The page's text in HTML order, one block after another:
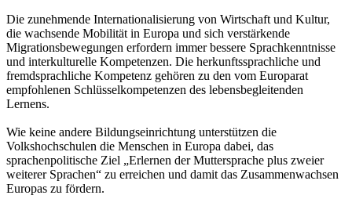
Die zunehmende Internationalisierung von Wirtschaft und Kultur,
die wachsende Mobilität in Europa und sich verstärkende
Migrationsbewegungen erfordern immer bessere Sprachkenntnisse
und interkulturelle Kompetenzen. Die herkunftssprachliche und
fremdsprachliche Kompetenz gehören zu den vom Europarat
empfohlenen Schlüsselkompetenzen des lebensbegleitenden
Lernens.
Wie keine andere Bildungseinrichtung unterstützen die
Volkshochschulen die Menschen in Europa dabei, das
sprachenpolitische Ziel „Erlernen der Muttersprache plus zweier
weiterer Sprachen“ zu erreichen und damit das Zusammenwachsen
Europas zu fördern.